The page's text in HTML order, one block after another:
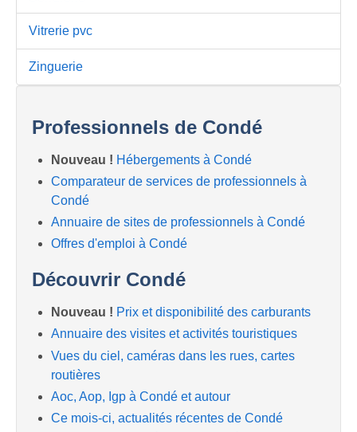
Vitrerie pvc
Zinguerie
Professionnels de Condé
Nouveau ! Hébergements à Condé
Comparateur de services de professionnels à
Condé
Annuaire de sites de professionnels à Condé
Offres d'emploi à Condé
Découvrir Condé
Nouveau ! Prix et disponibilité des carburants
Annuaire des visites et activités touristiques
Vues du ciel, caméras dans les rues, cartes
routières
Aoc, Aop, Igp à Condé et autour
Ce mois-ci, actualités récentes de Condé